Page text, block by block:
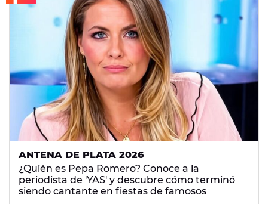
ANTENA DE PLATA 2026
¿Quién es Pepa Romero? Conoce a la
periodista de 'YAS' y descubre cómo terminó
siendo cantante en fiestas de famosos